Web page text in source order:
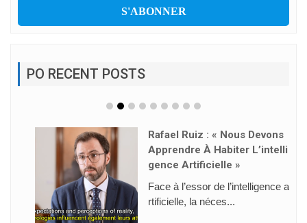
PO RECENT POSTS
Rafael Ruiz : « Nous Devons
Apprendre À Habiter L’intelli
Gence Artificielle »
Face à l’essor de l’intelligence a
rtificielle, la néces...